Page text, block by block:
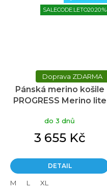
SALECODE:LETO20:20:%
ZDARMA
Pánská merino košile
PROGRESS Merino lite
do 3 dnů
3 655 Kč
DETAIL
M L XL